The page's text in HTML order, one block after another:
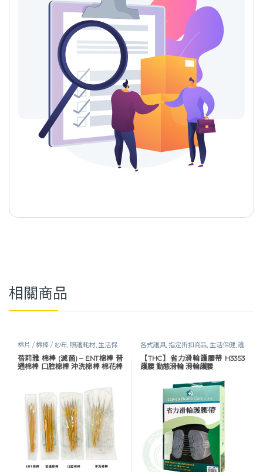
相關商品
棉片 / 棉棒 / 紗布, 照護耗材,生活保
健
蓓莉雅 棉棒 (滅菌) – ENT棉棒 普
通棉棒 口腔棉棒 沖洗棉棒 棉花棒
各式護具,指定折扣商品,生活保健,護
腰｜束腹帶,軀幹護具
【THC】省力滑輪護腰帶 H3353
護腰 動態滑輪 滑輪護腰